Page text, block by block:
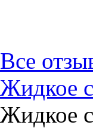
Все
Жидкое
Жидкое